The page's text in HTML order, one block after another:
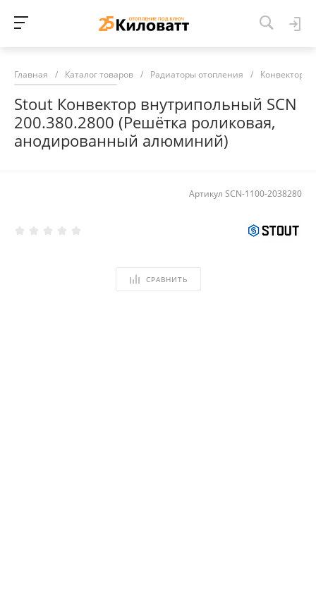
Главная / Каталог товаров / Радиаторы отопления / Конвекторы
Stout Конвектор внутрипольный SCN
200.380.2800 (Решётка роликовая,
анодированный алюминий)
Артикул SCN-1100-2038280
СРАВНИТЬ